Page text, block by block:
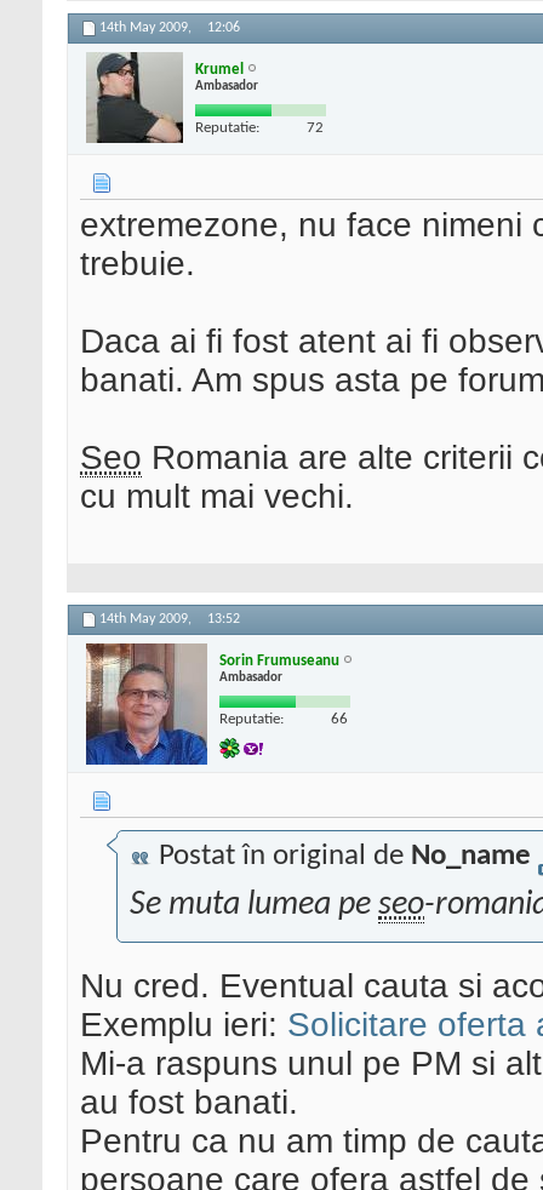
14th May 2009, 12:06
Krumel
Ambasador
Reputatie: 72
extremezone, nu face nimeni
trebuie.
Daca ai fi fost atent ai fi
banati. Am spus asta pe
Seo Romania are alte criterii
cu mult mai vechi.
14th May 2009, 13:52
Sorin Frumuseanu
Ambasador
Reputatie: 66
Postat în original de No_name
Se muta lumea pe seo-
Nu cred. Eventual cauta si
Exemplu ieri: Solicitare oferta
Mi-a raspuns unul pe PM si
au fost banati.
Pentru ca nu am timp de
persoane care ofera astfel